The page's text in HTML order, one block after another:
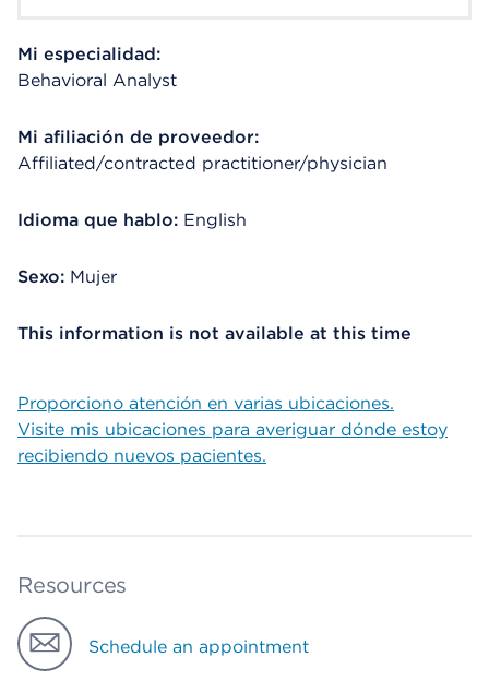
Mi especialidad:
Behavioral Analyst
Mi afiliación de proveedor:
Affiliated/contracted practitioner/physician
Idioma que hablo: English
Sexo: Mujer
This information is not available at this time
Proporciono atención en varias ubicaciones.
Visite mis ubicaciones para averiguar dónde estoy
recibiendo nuevos pacientes.
Resources
Schedule an appointment